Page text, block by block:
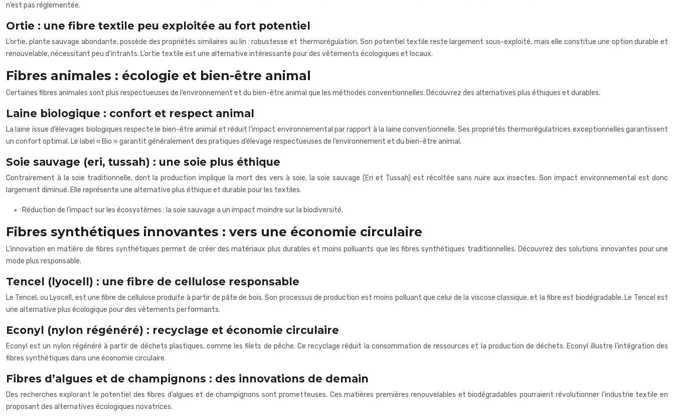
n’est pas réglementée.
Ortie : une fibre textile peu exploitée au fort potentiel
L’ortie, plante sauvage abondante, possède des propriétés similaires au lin : robustesse et thermorégulation. Son potentiel textile reste largement sous-exploité, mais elle constitue une option durable et
renouvelable, nécessitant peu d’intrants. L’ortie textile est une alternative intéressante pour des vêtements écologiques et locaux.
Fibres animales : écologie et bien-être animal
Certaines fibres animales sont plus respectueuses de l’environnement et du bien-être animal que les méthodes conventionnelles. Découvrez des alternatives plus éthiques et durables.
Laine biologique : confort et respect animal
La laine issue d’élevages biologiques respecte le bien-être animal et réduit l’impact environnemental par rapport à la laine conventionnelle. Ses propriétés thermorégulatrices exceptionnelles garantissent
un confort optimal. Le label « Bio » garantit généralement des pratiques d’élevage respectueuses de l’environnement et du bien-être animal.
Soie sauvage (eri, tussah) : une soie plus éthique
Contrairement à la soie traditionnelle, dont la production implique la mort des vers à soie, la soie sauvage (Eri et Tussah) est récoltée sans nuire aux insectes. Son impact environnemental est donc
largement diminué. Elle représente une alternative plus éthique et durable pour les textiles.
Réduction de l’impact sur les écosystèmes : la soie sauvage a un impact moindre sur la biodiversité.
Fibres synthétiques innovantes : vers une économie circulaire
L’innovation en matière de fibres synthétiques permet de créer des matériaux plus durables et moins polluants que les fibres synthétiques traditionnelles. Découvrez des solutions innovantes pour une
mode plus responsable.
Tencel (lyocell) : une fibre de cellulose responsable
Le Tencel, ou Lyocell, est une fibre de cellulose produite à partir de pâte de bois. Son processus de production est moins polluant que celui de la viscose classique, et la fibre est biodégradable. Le Tencel est
une alternative plus écologique pour des vêtements performants.
Econyl (nylon régénéré) : recyclage et économie circulaire
Econyl est un nylon régénéré à partir de déchets plastiques, comme les filets de pêche. Ce recyclage réduit la consommation de ressources et la production de déchets. Econyl illustre l’intégration des
fibres synthétiques dans une économie circulaire.
Fibres d’algues et de champignons : des innovations de demain
Des recherches explorant le potentiel des fibres d’algues et de champignons sont prometteuses. Ces matières premières renouvelables et biodégradables pourraient révolutionner l’industrie textile en
proposant des alternatives écologiques novatrices.